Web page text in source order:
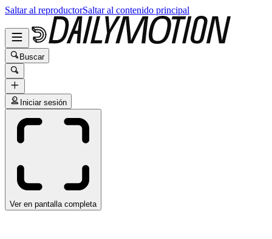
Saltar al reproductorSaltar al contenido principal
Buscar
Iniciar sesión
Ver en pantalla completa